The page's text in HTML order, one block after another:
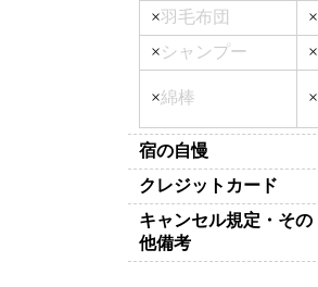
×羽毛布団 ×
×シャンプー ×
×綿棒 ×
宿の自慢
クレジットカード
キャンセル規定・その
他備考